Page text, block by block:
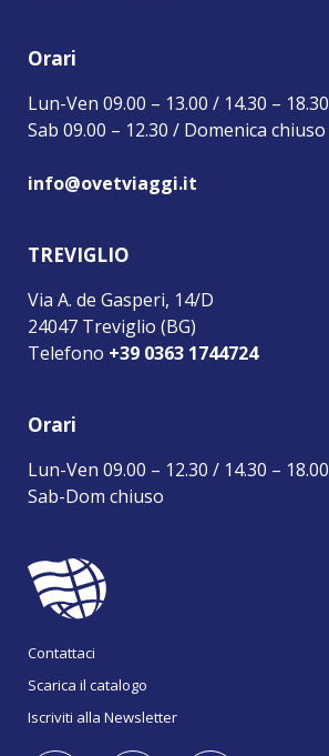
Orari
Lun-Ven 09.00 – 13.00 / 14.30 – 18.30
Sab 09.00 – 12.30 / Domenica chiuso
info@ovetviaggi.it
TREVIGLIO
Via A. de Gasperi, 14/D
24047 Treviglio (BG)
Telefono +39 0363 1744724
Orari
Lun-Ven 09.00 – 12.30 / 14.30 – 18.00
Sab-Dom chiuso
Contattaci
Scarica il catalogo
Iscriviti alla Newsletter